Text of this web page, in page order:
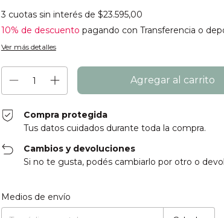
3 cuotas sin interés de $23.595,00
10% de descuento pagando con Transferencia o
Ver más detalles
Compra protegida
Tus datos cuidados durante toda la compra.
Cambios y devoluciones
Si no te gusta, podés cambiarlo por otro o
Entregas para el CP:
Medios de envío